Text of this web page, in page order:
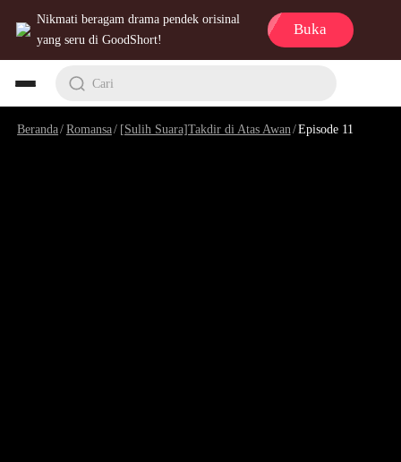
Nikmati beragam drama pendek orisinal
yang seru di GoodShort!
Buka
Cari
Beranda/Romansa/ [Sulih Suara]Takdir di Atas Awan/Episode 11